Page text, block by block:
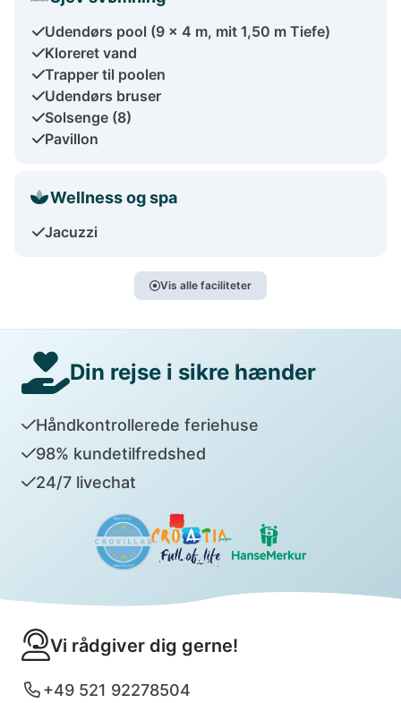
Udendørs pool (9 x 4 m, mit 1,50 m Tiefe)
Kloreret vand
Trapper til poolen
Udendørs bruser
Solsenge (8)
Pavillon
Wellness og spa
Jacuzzi
Vis alle faciliteter
Din rejse i sikre hænder
Håndkontrollerede feriehuse
98% kundetilfredshed
24/7 livechat
Vi rådgiver dig gerne!
+49 521 92278504